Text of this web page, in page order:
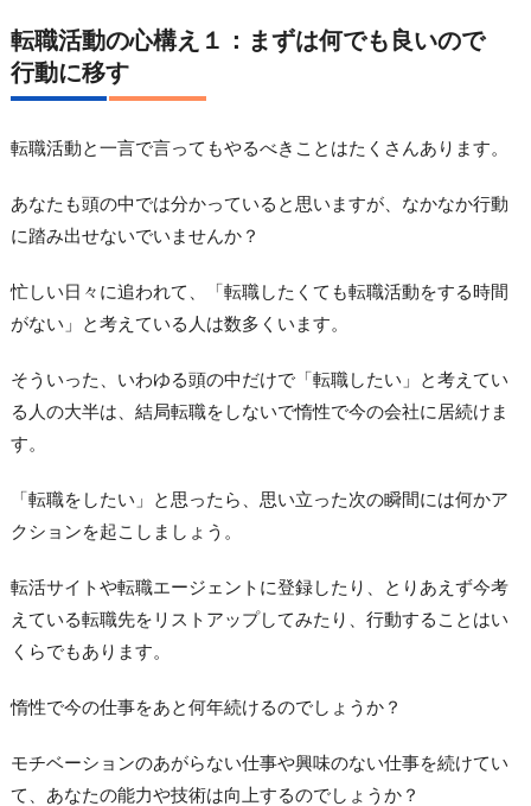
転職活動の心構え１：まずは何でも良いので
行動に移す
転職活動と一言で言ってもやるべきことはたくさんあります。
あなたも頭の中では分かっていると思いますが、なかなか行動
に踏み出せないでいませんか？
忙しい日々に追われて、「転職したくても転職活動をする時間
がない」と考えている人は数多くいます。
そういった、いわゆる頭の中だけで「転職したい」と考えてい
る人の大半は、結局転職をしないで惰性で今の会社に居続けま
す。
「転職をしたい」と思ったら、思い立った次の瞬間には何かア
クションを起こしましょう。
転活サイトや転職エージェントに登録したり、とりあえず今考
えている転職先をリストアップしてみたり、行動することはい
くらでもあります。
惰性で今の仕事をあと何年続けるのでしょうか？
モチベーションのあがらない仕事や興味のない仕事を続けてい
て、あなたの能力や技術は向上するのでしょうか？